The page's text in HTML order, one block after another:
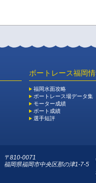
ボートレース福岡
福岡水面攻略
ボートレース場データ集
モーター成績
ボート成績
選手短評
〒810-0071
福岡県福岡市中央区那の津1-7-5